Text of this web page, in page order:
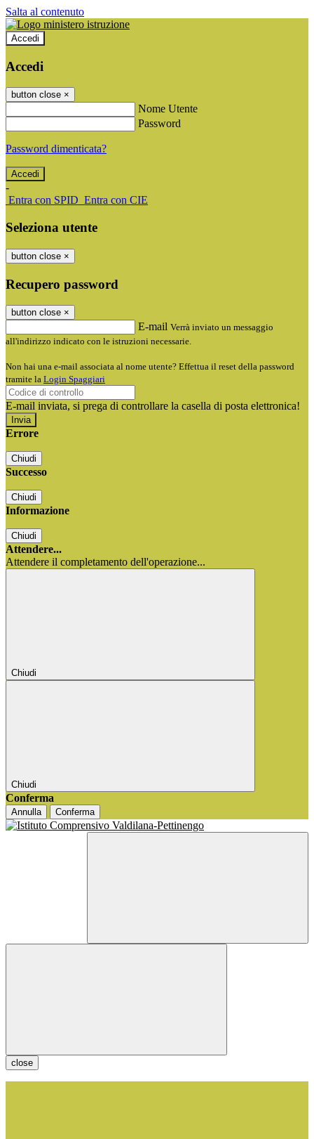
Salta al contenuto
Accedi
Accedi
button close ×
Nome Utente
Password
Password dimenticata?
-
Entra con SPID Entra con CIE
Seleziona utente
button close ×
Recupero password
button close ×
E-mail Verrà inviato un messaggio
all'indirizzo indicato con le istruzioni necessarie.
Non hai una e-mail associata al nome utente? Effettua il reset della password
tramite la Login Spaggiari
E-mail inviata, si prega di controllare la casella di posta elettronica!
Errore
Chiudi
Successo
Chiudi
Informazione
Chiudi
Attendere...
Attendere il completamento dell'operazione...
Chiudi
Chiudi
Conferma
Annulla Conferma
close